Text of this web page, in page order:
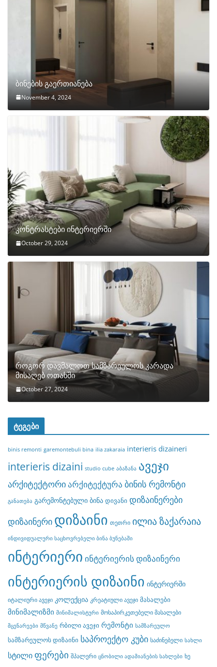
ბინების გაერთიანება
November 4, 2024
კონტრასტები ინტერიერში
October 29, 2024
როგორ დავმალოთ სამზარეულოს კარადა
მისაღებ ოთახში
October 27, 2024
ტეგები
binis remonti garemontebuli bina ilia zakaraia interieris dizaineri
interieris dizaini studio cube აბაზანა ავეჯი
არქიტექტორიარქიტექტურა ბინის რემონტი
განათება გარემონტებული ბინა დივანი დიზაინერები
დიზაინერი დიზაინი თეთრი ილია ზაქარაია
ინდივიდუალური საცხოვრებელი ბინა ბუნებაში
ინტერიერი ინტერიერის დიზაინერი
ინტერიერის დიზაინი ინტერიერში
იტალიური ავეჯი კოლექცია კრეატიული ავეჯი მასალები
მინიმალიზმი მინიმალისტური მოსაპირკეთებელი მასალები
მცენარეები მწვანე რბილი ავეჯი რემონტი სამზარეულო
სამზარეულოს დიზაინი საპროექტო კუბი საძინებელი სახლი
სტილი ფერები შპალერი ცნობილი ადამიანების სახლები ხე